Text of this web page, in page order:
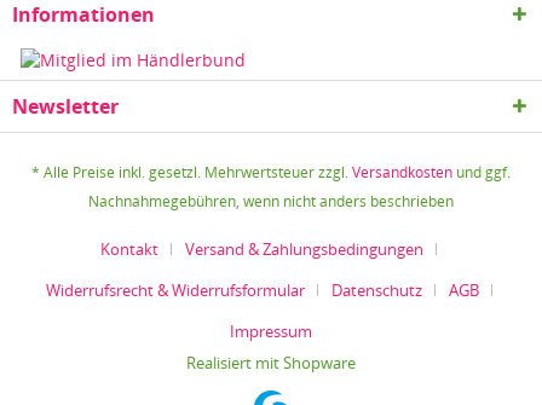
Informationen
Newsletter
* Alle Preise inkl. gesetzl. Mehrwertsteuer zzgl.Versandkosten und ggf.
Nachnahmegebühren, wenn nicht anders beschrieben
Kontakt
Versand & Zahlungsbedingungen
Widerrufsrecht & Widerrufsformular
Datenschutz
AGB
Impressum
Realisiert mit Shopware